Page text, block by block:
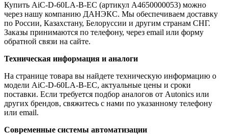
Купить AiC-D-60LA-B-EC (артикул A4650000053) можно
через нашу компанию ДАНЭКС. Мы обеспечиваем доставку
по России, Казахстану, Белоруссии и другим странам СНГ.
Заказы принимаются по телефону, через email или форму
обратной связи на сайте.
Техническая информация и аналоги
На странице товара вы найдете техническую информацию о
модели AiC-D-60LA-B-EC, актуальные цены и сроки
поставки. Если требуется подбор аналогов от Autonics или
других брендов, свяжитесь с нами по указанному телефону
или email.
Современные системы автоматизации